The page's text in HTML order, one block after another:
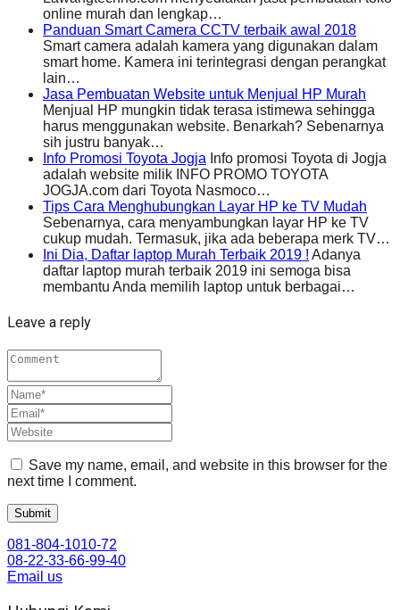
online murah dan lengkap…
Panduan Smart Camera CCTV terbaik awal 2018
Smart camera adalah kamera yang digunakan dalam
smart home. Kamera ini terintegrasi dengan perangkat
lain…
Jasa Pembuatan Website untuk Menjual HP Murah
Menjual HP mungkin tidak terasa istimewa sehingga
harus menggunakan website. Benarkah? Sebenarnya
sih justru banyak…
Info Promosi Toyota Jogja Info promosi Toyota di Jogja
adalah website milik INFO PROMO TOYOTA
JOGJA.com dari Toyota Nasmoco…
Tips Cara Menghubungkan Layar HP ke TV Mudah
Sebenarnya, cara menyambungkan layar HP ke TV
cukup mudah. Termasuk, jika ada beberapa merk TV…
Ini Dia, Daftar laptop Murah Terbaik 2019 ! Adanya
daftar laptop murah terbaik 2019 ini semoga bisa
membantu Anda memilih laptop untuk berbagai…
Leave a reply
Save my name, email, and website in this browser for the
next time I comment.
081-804-1010-72
08-22-33-66-99-40
Email us